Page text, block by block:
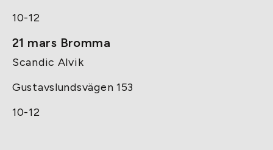
10-12
21 mars Bromma
Scandic Alvik
Gustavslundsvägen 153
10-12